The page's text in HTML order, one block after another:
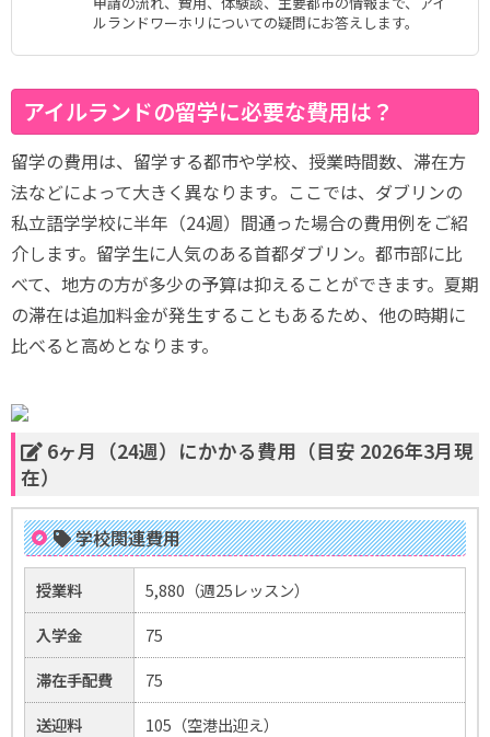
ルランドワーホリについての疑問にお答えします。
アイルランドの留学に必要な費用は？
留学の費用は、留学する都市や学校、授業時間数、滞在方
法などによって大きく異なります。ここでは、ダブリンの
私立語学学校に半年（24週）間通った場合の費用例をご紹
介します。留学生に人気のある首都ダブリン。都市部に比
べて、地方の方が多少の予算は抑えることができます。夏期
の滞在は追加料金が発生することもあるため、他の時期に
比べると高めとなります。
6ヶ月（24週）にかかる費用（目安 2026年3月現
在）
学校関連費用
授業料
5,880（週25レッスン）
入学金
75
滞在手配費
75
送迎料
105（空港出迎え）